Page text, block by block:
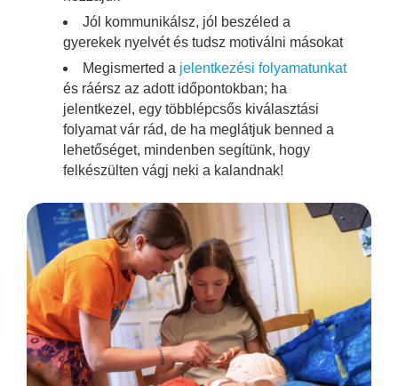
Jól kommunikálsz, jól beszéled a
gyerekek nyelvét és tudsz motiválni másokat
Megismerted a jelentkezési folyamatunkat
és ráérsz az adott időpontokban; ha
jelentkezel, egy többlépcsős kiválasztási
folyamat vár rád, de ha meglátjuk benned a
lehetőséget, mindenben segítünk, hogy
felkészülten vágj neki a kalandnak!